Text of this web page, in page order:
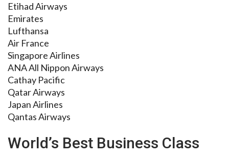
Etihad Airways
Emirates
Lufthansa
Air France
Singapore Airlines
ANA All Nippon Airways
Cathay Pacific
Qatar Airways
Japan Airlines
Qantas Airways
World’s Best Business Class